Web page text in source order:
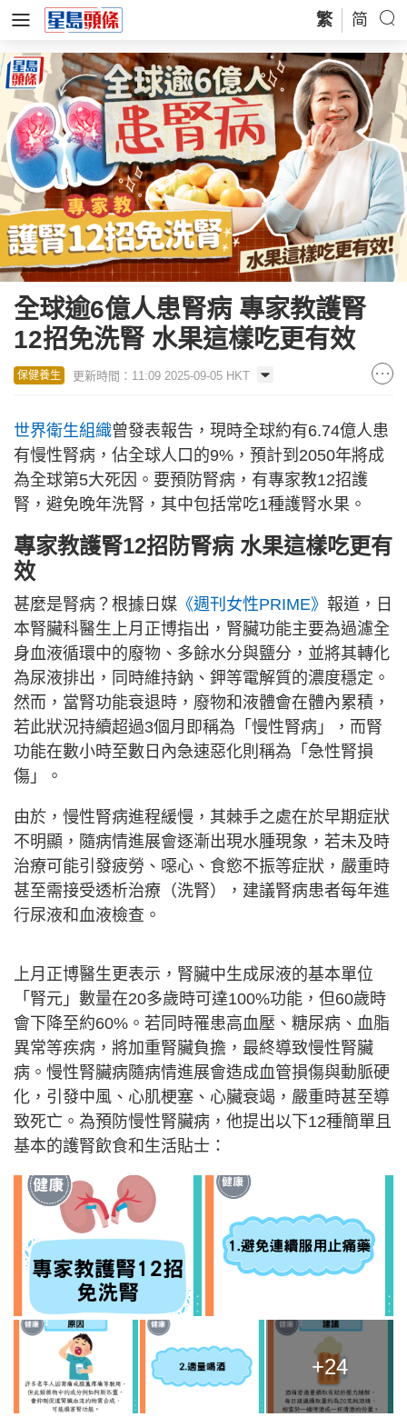
繁 简
全球逾6億人患腎病 專家教護腎
12招免洗腎 水果這樣吃更有效
保健養生 更新時間：11:09 2025-09-05 HKT
世界衛生組織曾發表報告，現時全球約有6.74億人患
有慢性腎病，佔全球人口的9%，預計到2050年將成
為全球第5大死因。要預防腎病，有專家教12招護
腎，避免晚年洗腎，其中包括常吃1種護腎水果。
專家教護腎12招防腎病 水果這樣吃更有
效
甚麼是腎病？根據日媒 《週刊女性PRIME》 報道，日
本腎臟科醫生上月正博指出，腎臟功能主要為過濾全
身血液循環中的廢物、多餘水分與鹽分，並將其轉化
為尿液排出，同時維持鈉、鉀等電解質的濃度穩定。
然而，當腎功能衰退時，廢物和液體會在體內累積，
若此狀況持續超過3個月即稱為「慢性腎病」，而腎
功能在數小時至數日內急速惡化則稱為「急性腎損
傷」。
由於，慢性腎病進程緩慢，其棘手之處在於早期症狀
不明顯，隨病情進展會逐漸出現水腫現象，若未及時
治療可能引發疲勞、噁心、食慾不振等症狀，嚴重時
甚至需接受透析治療（洗腎），建議腎病患者每年進
行尿液和血液檢查。
上月正博醫生更表示，腎臟中生成尿液的基本單位
「腎元」數量在20多歲時可達100%功能，但60歲時
會下降至約60%。若同時罹患高血壓、糖尿病、血脂
異常等疾病，將加重腎臟負擔，最終導致慢性腎臟
病。慢性腎臟病隨病情進展會造成血管損傷與動脈硬
化，引發中風、心肌梗塞、心臟衰竭，嚴重時甚至導
致死亡。為預防慢性腎臟病，他提出以下12種簡單且
基本的護腎飲食和生活貼士：
+24